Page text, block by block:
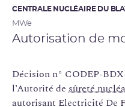
CENTRALE NUCLÉAIRE DU
MWe
Autorisation de
Décision n° CODEP-
l’Autorité de sûreté
autorisant Electricité De